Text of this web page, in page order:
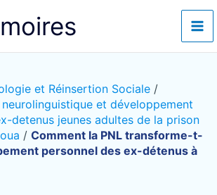
et Réinsertion Sociale /
et développement
detenus jeunes adultes de la prison
/ Comment la PNL transforme-t-
personnel des ex-détenus à